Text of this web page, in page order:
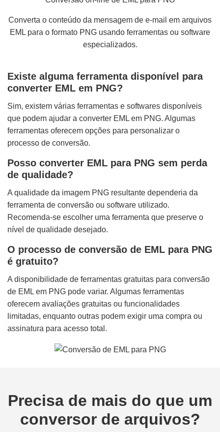
Converta o conteúdo da mensagem de e-mail em arquivos
EML para o formato PNG usando ferramentas ou software
especializados.
Existe alguma ferramenta disponível para
converter EML em PNG?
Sim, existem várias ferramentas e softwares disponíveis
que podem ajudar a converter EML em PNG. Algumas
ferramentas oferecem opções para personalizar o
processo de conversão.
Posso converter EML para PNG sem perda
de qualidade?
A qualidade da imagem PNG resultante dependeria da
ferramenta de conversão ou software utilizado.
Recomenda-se escolher uma ferramenta que preserve o
nível de qualidade desejado.
O processo de conversão de EML para PNG
é gratuito?
A disponibilidade de ferramentas gratuitas para conversão
de EML em PNG pode variar. Algumas ferramentas
oferecem avaliações gratuitas ou funcionalidades
limitadas, enquanto outras podem exigir uma compra ou
assinatura para acesso total.
Precisa de mais do que um
conversor de arquivos?